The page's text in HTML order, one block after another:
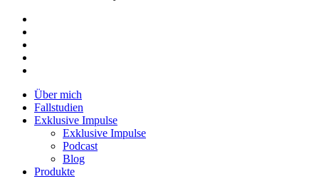
Close
Menu
Über mich
Fallstudien
Exklusive Impulse
Exklusive Impulse
Podcast
Blog
Produkte